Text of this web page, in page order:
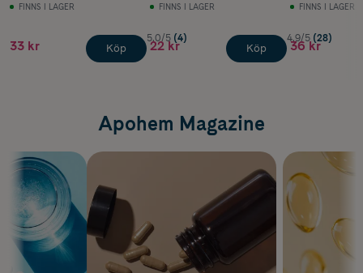
FINNS I LAGER
33 kr Köp
FINNS I LAGER
5.0/5 (4)
22 kr Köp
FINNS I LAGER
4.9/5 (28)
36 kr
Apohem Magazine